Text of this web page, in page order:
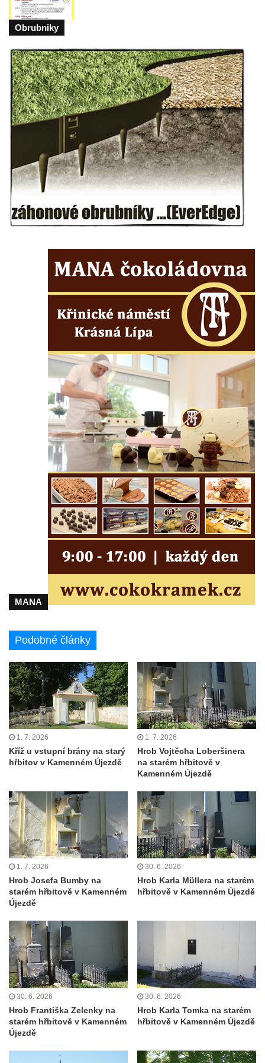
Kříž na rozcestí u domu čp. 49 ve Svojkově
Centrální kříž bývalého hřbitova v Horním
Chlumu
Kříž jižně od Prysku
Boží muka svatého Floriána v Mezné
Neugebauerův kříž východně od Sloupu v
Čechách
Kříž u kostela Zvěstování Panny Marie v
Údajný kříž před kostelem svatých Petra a
Pavla v Jeníkově
Kříž na návsi v Jeníkově
Kříž na křižovatce v Teplické ulici v Lahošti
Kříž na rozcestí u domu čp. 123 v
Mikulášovicích
Kříž na louce v horních Mikulášovicích
Posteltův kříž naproti domu ev.č. 29 v
Mikulášovicích
Kříž Neubaukreuz u domu čp. 698 v
Mikulášovicích
Kříž manželů Endlerových u továrního
objektu v Mikulášovicích
Kříž u silnice východně od Mikulášovic
Meyerův kříž východně od Mikulášovic
Kříž u rozcestí k větrnému mlýnu Světlík v
Horním Podluží
Kříž u domu čp. 1016 v Mikulášovicích
Herltův kříž u Mikova v Mikulášovicích
Kříž u Borských u domu čp. 859 v
Mikulášovicích
Kříž Ließnerových naproti Mikovu v
Mikulášovicích
Mikovu v Mikulášovicích
Lissnerův kříž u domu čp. 39 v
Mikulášovicích
Hampelův kříž u bývalých kasáren v
Mikulášovicích
Marchnerův (Zelený) kříž naproti domu čp.
Schneiderův kříž před domem čp. 55 v
Kříž na Kostelní stezce v Mikulášovicích
Maazův kříž na Kostelní stezce v
Mikulášovicích
Boží muka na Kostelní stezce v
Mikulášovicích
Franzeho kříž u domu čp. 356 v
domy čp. 739 a 758 v Mikulášovicích
Kříž Johannese Herlta poblíž domu čp. 428
v Mikulášovicích
Drascheho kříž na zahradě domu čp. 915 v
Mikulášovicích
Hillův kříž u domu čp. 436 v Mikulášovicích
v Mikulášovicích
Obrubniky
MANA
Podobné články
1. 7. 2026
Kříž u vstupní brány na starý
hřbitov v Kamenném Újezdě
1. 7. 2026
Hrob Vojtěcha Loberšinera
na starém hřbitově v
Kamenném Újezdě
1. 7. 2026
Hrob Josefa Bumby na
starém hřbitově v Kamenném
Újezdě
30. 6. 2026
Hrob Karla Müllera na starém
hřbitově v Kamenném Újezdě
30. 6. 2026
Hrob Františka Zelenky na
starém hřbitově v Kamenném
Újezdě
30. 6. 2026
Hrob Karla Tomka na starém
hřbitově v Kamenném Újezdě